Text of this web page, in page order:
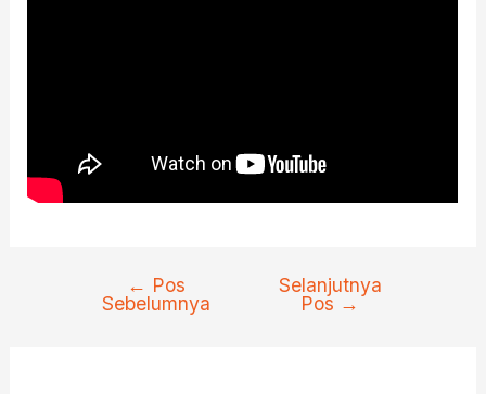
Navigasi← Pos
Sebelumnya
Selanjutnya
Pos →